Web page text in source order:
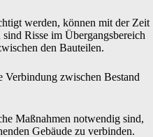
werden, können mit der Zeit
Risse im Übergangsbereich
den Bauteilen.
Verbindung zwischen Bestand
Maßnahmen notwendig sind,
Gebäude zu verbinden.